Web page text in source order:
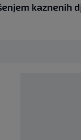
kaznenih